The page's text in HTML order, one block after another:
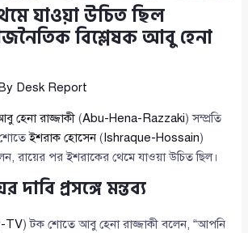
যাওয়া উচিত ছিল
বিশ্লেষক আবু হেনা
Desk Report
হেনা রাজ্জাকী (Abu-Hena-Razzaki) সম্প্রতি
শোতেইশরাক হোসেন( Ishraque-Hossain)
রায়ের পর ইশরাকের থেমে যাওয়া উচিত ছিল।
দাবি প্রসঙ্গে মন্তব্য
TV) টক শোতে আবু হেনা রাজ্জাকী বলেন, “আপনি